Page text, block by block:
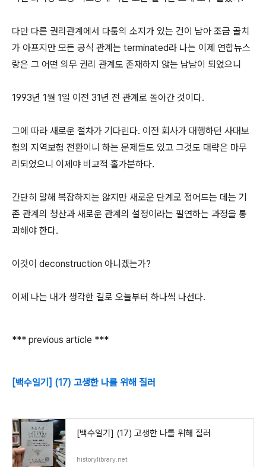
다만 다른 권리관계에서 다툼의 소지가 있는 건이 남아 조금 골치
가 아프지만 모든 공식 관계는 terminated라 나는 이제 연합뉴스
랑은 그 어떤 의무 권리 관계도 존재하지 않는 남남이 되었으니
1993년 1월 1일 이전 31년 전 관계로 돌아간 것이다.
그에 따라 새로운 절차가 기다린다. 이전 회사가 대행하던 사대보
험의 지역보험 전환이니 하는 문제들도 있고 그것도 대략은 마무
리되었으니 이제야 비교적 홀가분하다.
간단히 말해 복잡하지는 않지만 새로운 단계로 접어드는 데는 기
존 관계의 청산과 새로운 관계의 설정이라는 필연하는 과정을 통
과해야 한다.
이것이 deconstruction 아니겠는가?
이제 나는 내가 생각한 길로 오늘부터 하나씩 나선다.
*** previous article ***
[백수일기] (17) 고생한 나를 위해 질러
[백수일기] (17) 고생한 나를 위해 질러
historylibrary.net